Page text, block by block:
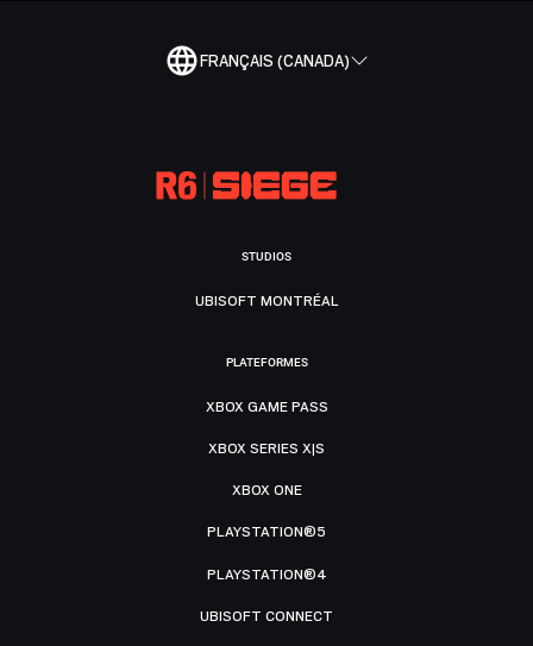
FRANÇAIS (CANADA)
STUDIOS
UBISOFT MONTRÉAL
PLATEFORMES
XBOX GAME PASS
XBOX SERIES X|S
XBOX ONE
PLAYSTATION®5
PLAYSTATION®4
UBISOFT CONNECT